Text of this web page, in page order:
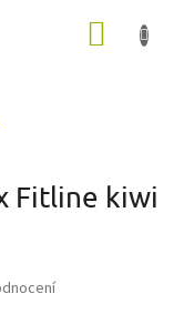
Fitline kiwi